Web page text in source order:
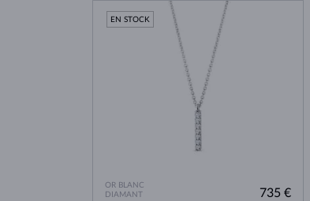
OR BLANC
DIAMANT
EN STOCK
735 €